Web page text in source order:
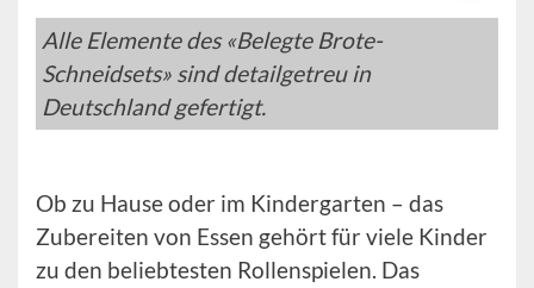
Alle Elemente des «Belegte Brote-
Schneidsets» sind detailgetreu in
Deutschland gefertigt.
Ob zu Hause oder im Kindergarten – das
Zubereiten von Essen gehört für viele Kinder
zu den beliebtesten Rollenspielen. Das